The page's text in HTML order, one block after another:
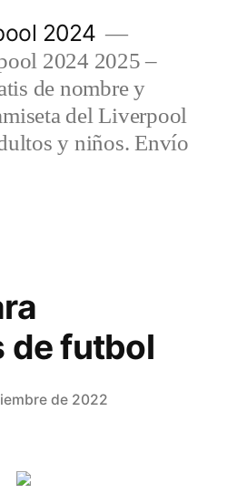
2024
2024 2025 –
de nombre y
del Liverpool
y niños. Envío
de futbol
de 2022